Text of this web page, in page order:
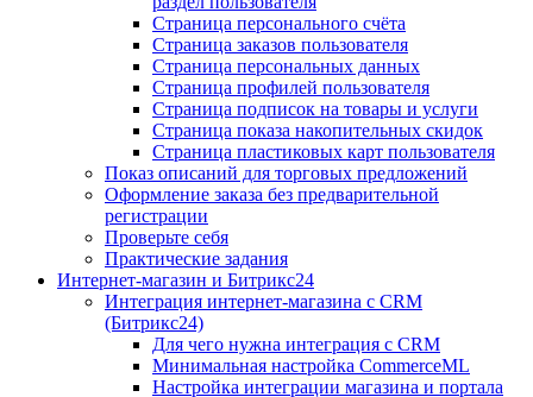
Страница персонального счёта
Страница заказов пользователя
Страница персональных данных
Страница профилей пользователя
Страница подписок на товары и услуги
Страница показа накопительных скидок
Страница пластиковых карт пользователя
Показ описаний для торговых предложений
Оформление заказа без предварительной
регистрации
Проверьте себя
Практические задания
Интернет-магазин и Битрикс24
Интеграция интернет-магазина с CRM
(Битрикс24)
Для чего нужна интеграция с CRM
Минимальная настройка CommerceML
Настройка интеграции магазина и портала